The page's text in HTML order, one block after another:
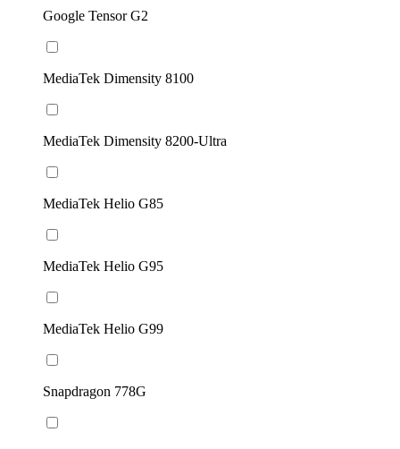
Google Tensor G2
MediaTek Dimensity 8100
MediaTek Dimensity 8200-Ultra
MediaTek Helio G85
MediaTek Helio G95
MediaTek Helio G99
Snapdragon 778G